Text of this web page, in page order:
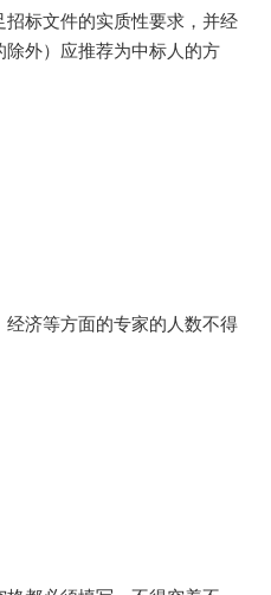
标文件的实质性要求，并经
外）应推荐为中标人的方
济等方面的专家的人数不得